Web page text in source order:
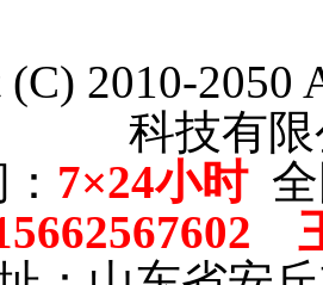
2010-2050
科技有
7×24小时全